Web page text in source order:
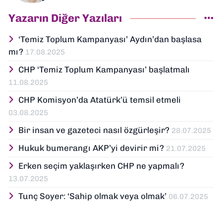
Yazarın Diğer Yazıları
‘Temiz Toplum Kampanyası’ Aydın’dan başlasa
mı? 17.08.2025
CHP ‘Temiz Toplum Kampanyası’ başlatmalı
11.08.2025
CHP Komisyon’da Atatürk’ü temsil etmeli
03.08.2025
Bir insan ve gazeteci nasıl özgürleşir? 28.07.2025
Hukuk bumerangı AKP’yi devirir mi? 21.07.2025
Erken seçim yaklaşırken CHP ne yapmalı?
13.07.2025
Tunç Soyer: ‘Sahip olmak veya olmak’ 06.07.2025